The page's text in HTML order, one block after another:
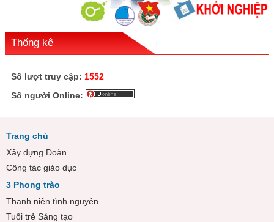
Thống kê
Số lượt truy cập: 1552
Số người Online:
Trang chủ
Xây dựng Đoàn
Công tác giáo dục
3 Phong trào
Thanh niên tình nguyện
Tuổi trẻ Sáng tạo